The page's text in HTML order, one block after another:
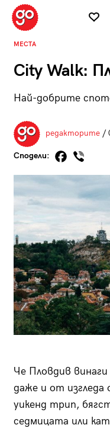
МЕСТА
City Walk:
Най-добрите
редакторите/
Сподели:
Че Пловдив
даже и от изгледа
уикенд трип,
седмицата или